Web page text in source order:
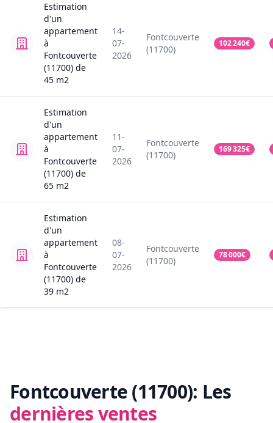
Estimation
d'un
appartement
à
Fontcouverte
(11700) de
45 m2
14-
07-
2026
Fontcouverte
(11700)
102 240€
Estimation
d'un
appartement
à
Fontcouverte
(11700) de
65 m2
11-
07-
2026
Fontcouverte
(11700)
169 325€
Estimation
d'un
appartement
à
Fontcouverte
(11700) de
39 m2
08-
07-
2026
Fontcouverte
(11700)
78 000€
Fontcouverte (11700): Les
dernières ventes